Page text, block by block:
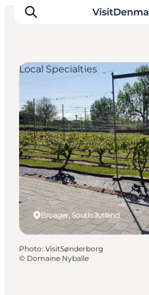
Inspirations
Destinations
Quoi faire
Hébergements
Planifiez votre
Broager, South Jutland
Local Specialties
Photo: VisitSønderborg
© Domaine Nyballe